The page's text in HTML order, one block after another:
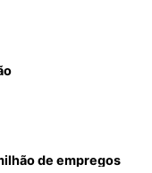
de empregos